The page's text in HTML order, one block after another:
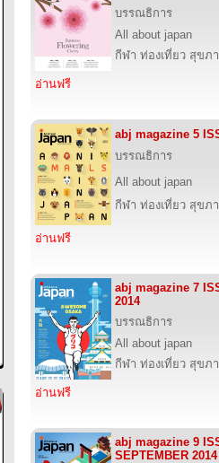
บรรณธิการ
All about japan
กีฬา ท่องเที่ยว สุขภ
อ่านฟรี
abj magazine 5
บรรณธิการ
All about japan
กีฬา ท่องเที่ยว สุขภ
อ่านฟรี
abj magazine 7
2014
บรรณธิการ
All about japan
กีฬา ท่องเที่ยว สุขภ
อ่านฟรี
abj magazine 9
SEPTEMBER 2014